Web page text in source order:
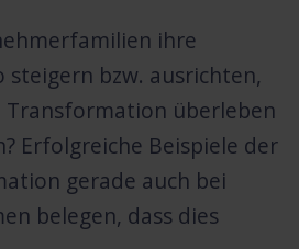
ihre
bzw. ausrichten,
Transformation überleben
Erfolgreiche Beispiele der
gerade auch bei
belegen, dass dies